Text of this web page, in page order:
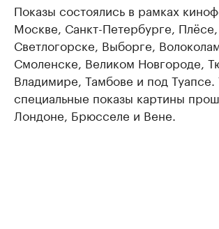
Показы состоялись в рамках
Москве, Санкт-Петербурге,
Светлогорске, Выборге,
Смоленске, Великом Новгороде,
Владимире, Тамбове и под Туапсе.
специальные показы картины
Лондоне, Брюсселе и Вене.